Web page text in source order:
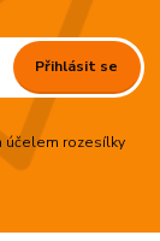
Přihlásit se
účelem rozesílky